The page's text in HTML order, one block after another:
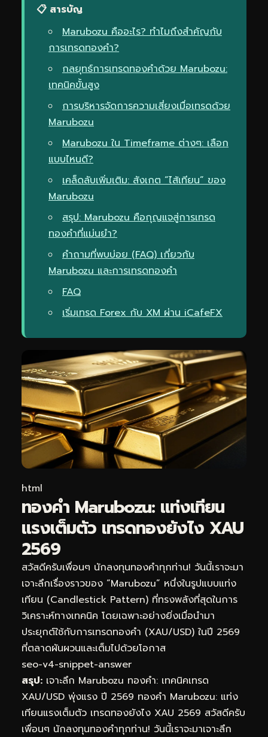
📋 สารบัญ
Marubozu คืออะไร? ทำไมถึงสำคัญกับ
การเทรดทองคำ?
กลยุทธ์การเทรดทองคำด้วย Marubozu:
เทคนิคขั้นสูง
การบริหารจัดการความเสี่ยงเมื่อเทรดด้วย
Marubozu
Marubozu ใน Timeframe ต่างๆ: เลือก
แบบไหนดี?
เคล็ดลับเพิ่มเติม: สังเกต “ไส้เทียน” ของ
Marubozu
สรุป: Marubozu คือกุญแจสู่การเทรด
ทองคำที่แม่นยำ?
คำถามที่พบบ่อย (FAQ) เกี่ยวกับ
Marubozu และการเทรดทองคำ
FAQ
เริ่มเทรด Forex กับ XM ผ่าน iCafeFX
html
ทองคำ Marubozu: แท่งเทียน
แรงเต็มตัว เทรดทองยังไง XAU
2569
สวัสดีครับเพื่อนๆ นักลงทุนทองคำทุกท่าน! วันนี้เราจะมา
เจาะลึกเรื่องราวของ “Marubozu” หนึ่งในรูปแบบแท่ง
เทียน (Candlestick Pattern) ที่ทรงพลังที่สุดในการ
วิเคราะห์ทางเทคนิค โดยเฉพาะอย่างยิ่งเมื่อนำมา
ประยุกต์ใช้กับการเทรดทองคำ (XAU/USD) ในปี 2569
ที่ตลาดผันผวนและเต็มไปด้วยโอกาส
seo-v4-snippet-answer
สรุป: เจาะลึก Marubozu ทองคำ: เทคนิคเทรด
XAU/USD พุ่งแรง ปี 2569 ทองคำ Marubozu: แท่ง
เทียนแรงเต็มตัว เทรดทองยังไง XAU 2569 สวัสดีครับ
เพื่อนๆ นักลงทุนทองคำทุกท่าน! วันนี้เราจะมาเจาะลึก